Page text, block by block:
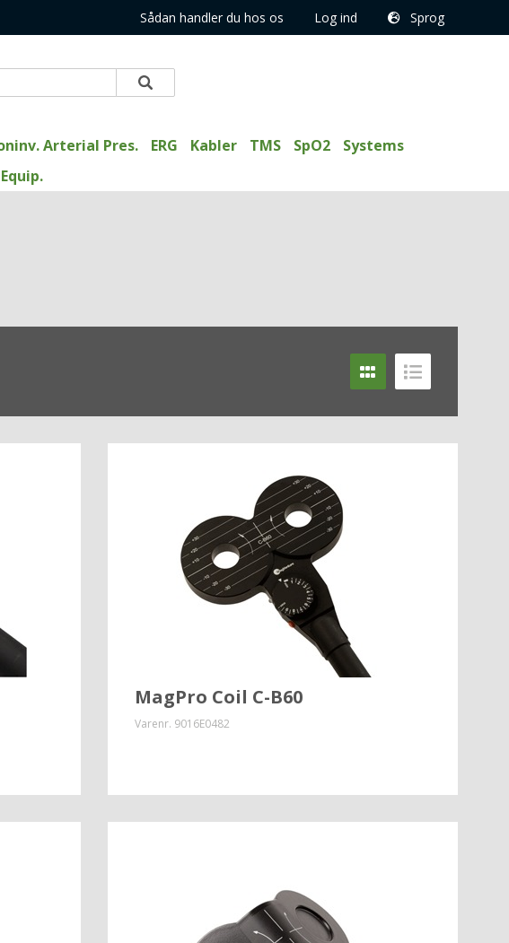
Sådan handler du hos os Log ind Sprog
Arterial Pres. ERG Kabler TMS SpO2
Systems
MagPro Coil C-B60
Varenr. 9016E0482